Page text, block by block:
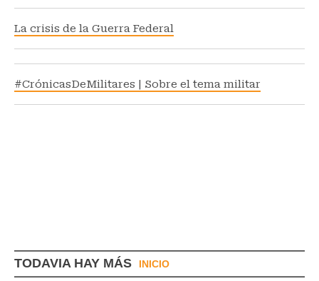
La crisis de la Guerra Federal
#CrónicasDeMilitares | Sobre el tema militar
TODAVIA HAY MÁS INICIO